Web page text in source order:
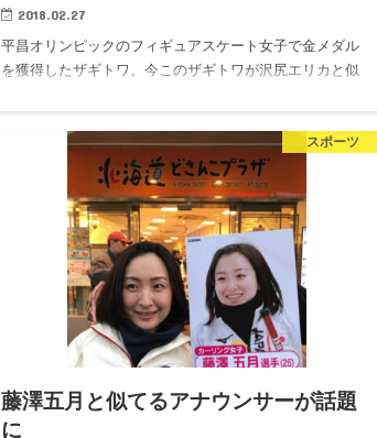
2018.02.27
平昌オリンピックのフィギュアスケート女子で金メダル
を獲得したザギトワ。今このザギトワが沢尻エリカと似
なふうにテレビを見て…
スポーツ
藤澤五月と似てるアナウンサーが話題
に